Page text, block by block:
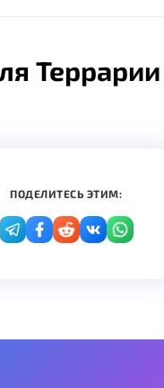
Террарии
ПОДЕЛИТЕСЬ ЭТИМ: